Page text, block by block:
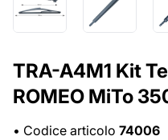
TRA-A4M1 Kit
ROMEO MiTo
• Codice articolo 74006